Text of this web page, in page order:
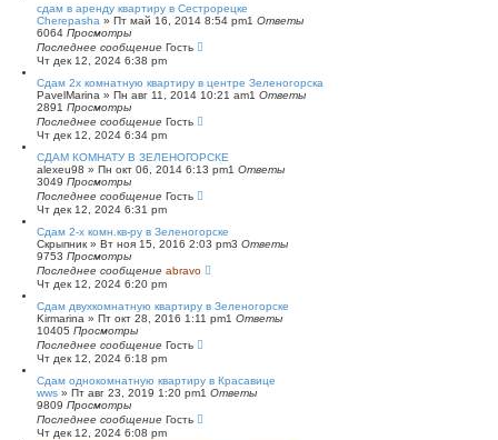
сдам в аренду квартиру в Сестрорецке
Cherepasha » Пт май 16, 2014 8:54 pm1 Ответы
6064 Просмотры
Последнее сообщение Гость
Чт дек 12, 2024 6:38 pm
Сдам 2х комнатную квартиру в центре Зеленогорска
PavelMarina » Пн авг 11, 2014 10:21 am1 Ответы
2891 Просмотры
Последнее сообщение Гость
Чт дек 12, 2024 6:34 pm
СДАМ КОМНАТУ В ЗЕЛЕНОГОРСКЕ
alexeu98 » Пн окт 06, 2014 6:13 pm1 Ответы
3049 Просмотры
Последнее сообщение Гость
Чт дек 12, 2024 6:31 pm
Сдам 2-х комн.кв-ру в Зеленогорске
Скрыпник » Вт ноя 15, 2016 2:03 pm3 Ответы
9753 Просмотры
Последнее сообщение abravo
Чт дек 12, 2024 6:20 pm
Сдам двухкомнатную квартиру в Зеленогорске
Kirmarina » Пт окт 28, 2016 1:11 pm1 Ответы
10405 Просмотры
Последнее сообщение Гость
Чт дек 12, 2024 6:18 pm
Сдам однокомнатную квартиру в Красавице
wws » Пт авг 23, 2019 1:20 pm1 Ответы
9809 Просмотры
Последнее сообщение Гость
Чт дек 12, 2024 6:08 pm